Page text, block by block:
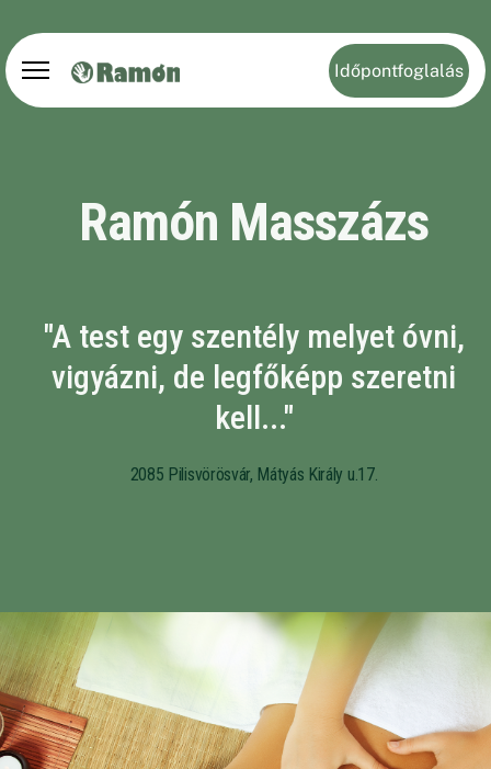
Időpontfoglalás
Ramón Masszázs
"A test egy szentély melyet óvni,
vigyázni, de legfőképp szeretni
kell..."
2085 Pilisvörösvár, Mátyás Király u.17.